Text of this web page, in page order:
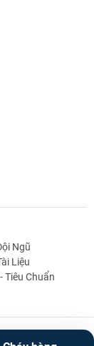
Cầm
Máy Công Cụ
Ngũ
Liệu
Tiêu Chuẩn